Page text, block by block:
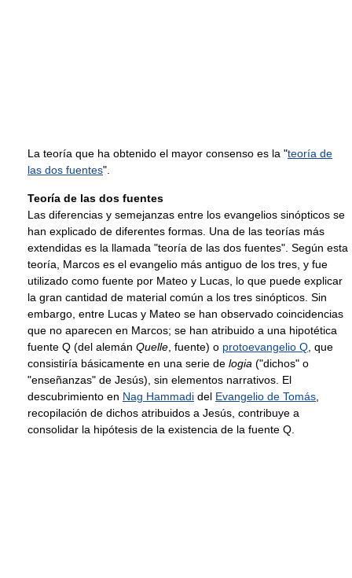
La teoría que ha obtenido el mayor consenso es la "teoría de
las dos fuentes".
Teoría de las dos fuentes
Las diferencias y semejanzas entre los evangelios sinópticos se
han explicado de diferentes formas. Una de las teorías más
extendidas es la llamada "teoría de las dos fuentes". Según esta
teoría, Marcos es el evangelio más antiguo de los tres, y fue
utilizado como fuente por Mateo y Lucas, lo que puede explicar
la gran cantidad de material común a los tres sinópticos. Sin
embargo, entre Lucas y Mateo se han observado coincidencias
que no aparecen en Marcos; se han atribuido a una hipotética
fuente Q (del alemán Quelle , fuente) o protoevangelio Q , que
consistiría básicamente en una serie de logia ("dichos" o
"enseñanzas" de Jesús), sin elementos narrativos. El
descubrimiento en Nag Hammadi del Evangelio de Tomás
recopilación de dichos atribuidos a Jesús, contribuye a
consolidar la hipótesis de la existencia de la fuente Q.